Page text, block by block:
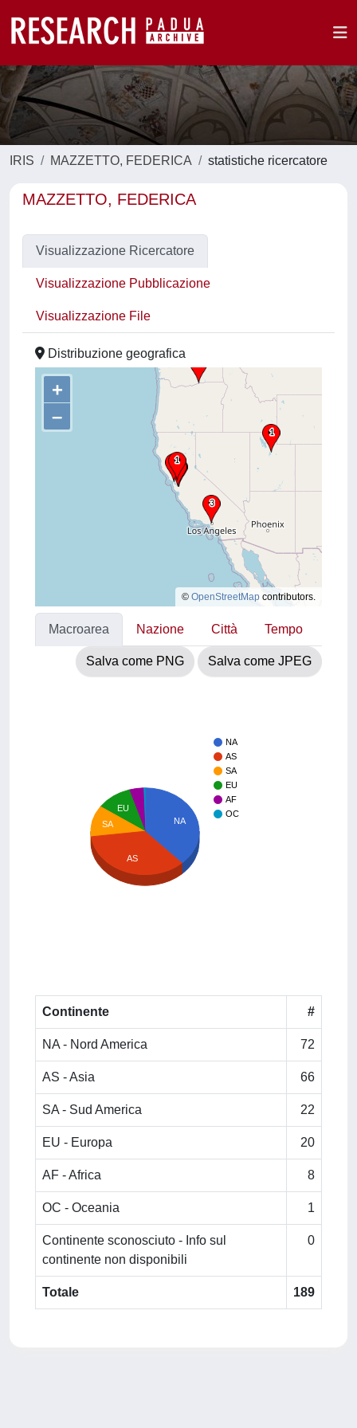
IRIS MAZZETTO, FEDERICA statistiche ricercatore
MAZZETTO, FEDERICA
Visualizzazione Ricercatore
Visualizzazione Pubblicazione
Visualizzazione File
Distribuzione geografica
+
–
© OpenStreetMap contributors.
Macroarea Nazione Città Tempo
Salva come PNG Salva come JPEG
NA
AS
SA
EU
AF
OC
NA
EU
SA
AS
Continente #
NA - Nord America 72
AS - Asia 66
SA - Sud America 22
EU - Europa 20
AF - Africa 8
OC - Oceania 1
Continente sconosciuto - Info sul
continente non disponibili
0
Totale 189